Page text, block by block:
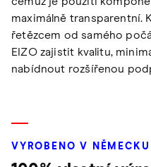
maximálně transparentní.
řetězcem od samého
EIZO zajistit kvalitu,
nabídnout rozšířenou
VYROBENO V NĚMECKU